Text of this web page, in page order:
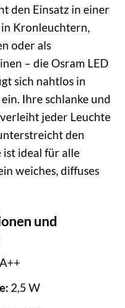
den Einsatz in einer
Kronleuchtern,
oder als
– die Osram LED
sich nahtlos in
Ihre schlanke und
jeder Leuchte
den
ist ideal für alle
weiches, diffuses
und
A++
2,5 W